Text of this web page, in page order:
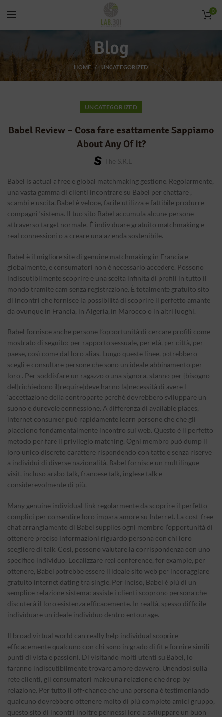
0
Blog
HOME UNCATEGORIZED
UNCATEGORIZED
Babel Review – Cosa fare esattamente Sappiamo
About Any Of It?
The S.r.l
Babel is actual a free e global matchmaking gestione. Regolarmente,
una vasta gamma di clienti incontrare su Babel per chattare ,
scambi e uscita. Babel è veloce, facile utilizza e fattibile produrre
compagni ‘sistema. Il tuo sito Babel accumula alcune persone
attraverso target normale. È individuare gratuito matchmaking e
real connessioni o a creare una azienda sostenibile.
Babel è il migliore site di genuine matchmaking in Francia e
globalmente, e consumatori non è necessario accedere. Possono
indiscutibilmente scoprire e una scelta infinita di profili in tutto il
mondo tramite cam senza registrazione. È totalmente gratuito sito
di incontri che fornisce la possibilità di scoprire il perfetto amante
da ovunque in Francia, in Algeria, in Marocco o in altri luoghi.
Babel fornisce anche persone l’opportunità di cercare profili come
mostrato di seguito: per rapporto sessuale, per età, per città, per
paese, così come dal loro alias. Lungo queste linee, potrebbero
scegli e consultare persone che sono un ideale abbinamento per
loro . Per soddisfare un ragazzo o una signora, stanno per {bisogno
del|richiedono il|require|deve hanno la|necessità di avere l
‘accettazione della controparte perché dovrebbero sviluppare un
suono e durevole connessione. A differenza di available places,
internet consumer può rapidamente learn persone che che gli
piacciono fondamentalmente incontro sul web. Questo è il perfetto
metodo per fare il privilegio matching. Ogni membro può dump il
loro unico discreto carattere rispondendo con tatto e senza riserve
a individui di diverse nazionalità. Babel fornisce un multilingue
visit, incluso arabo talk, francese talk, inglese talk e
considerevolmente di più.
Many genuine individual link regolarmente da scoprire il perfetto
complici per consentire loro impara amore su Internet. La cost-free
chat arrangiamento di Babel supplies ogni membro l’opportunità di
ottenere preciso informazioni riguardo persona con chi loro
scegliere di talk. Così, possono valutare la corrispondenza con uno
specifico individuo. Localizzare real conference, for example, per
ottenere, Babel potrebbe essere il ideale sito web per incoraggiare
gratuito internet dating tra single. Per inciso, Babel è più di un
semplice relazione sistema: assiste i clienti scoprono persona che
discuterà il loro esistenza efficacemente. In realtà, spesso difficile
individuare un ideale individuo dentro entourage.
Il broad virtual world can really help individual scoprire
efficacemente qualcuno con chi sono in grado di fit e fornire simili
punti di vista e passioni. Di visitando molti utenti su Babel, lo
faranno indiscutibilmente trovare amore davvero. Unendosi sulla
rete clienti, gli consumatori make una relazione che drop by
relazione. Per tutto il off-chance che una persona è testimoniando
qualcuno dovrebbero ottenere molto di più completo amici gruppo,
questo sito di incontri inoltre permessi loro a sviluppare un buon